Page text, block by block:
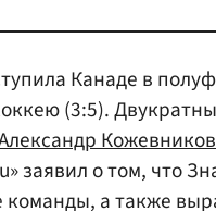
Канаде в
(3:5).
Кожевников
заявил о том, что
команды, а также